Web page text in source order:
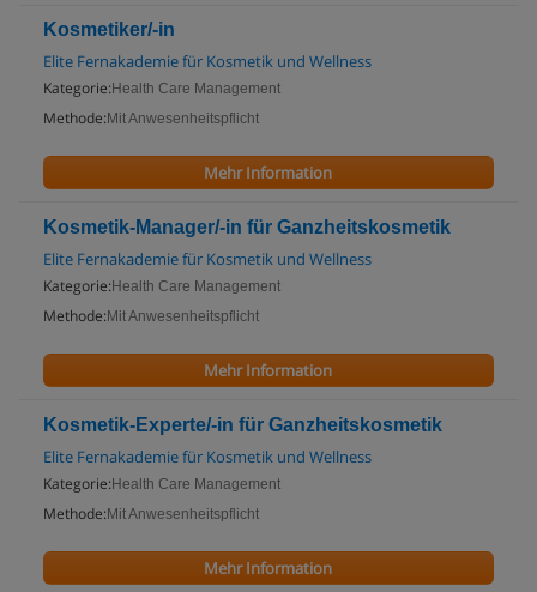
Kosmetiker/-in
Elite Fernakademie für Kosmetik und Wellness
Kategorie: Health Care Management
Methode: Mit Anwesenheitspflicht
Mehr Information
Kosmetik-Manager/-in für Ganzheitskosmetik
Elite Fernakademie für Kosmetik und Wellness
Kategorie: Health Care Management
Methode: Mit Anwesenheitspflicht
Mehr Information
Kosmetik-Experte/-in für Ganzheitskosmetik
Elite Fernakademie für Kosmetik und Wellness
Kategorie: Health Care Management
Methode: Mit Anwesenheitspflicht
Mehr Information